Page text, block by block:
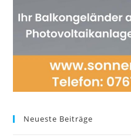
Neueste Beiträge